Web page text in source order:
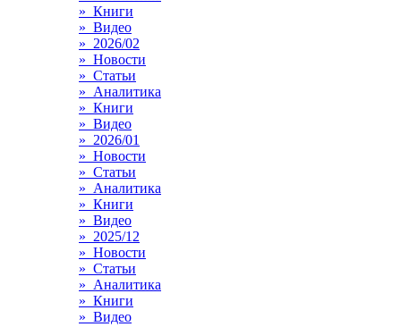
» Книги
» Видео
» 2026/02
» Новости
» Статьи
» Аналитика
» Книги
» Видео
» 2026/01
» Новости
» Статьи
» Аналитика
» Книги
» Видео
» 2025/12
» Новости
» Статьи
» Аналитика
» Книги
» Видео